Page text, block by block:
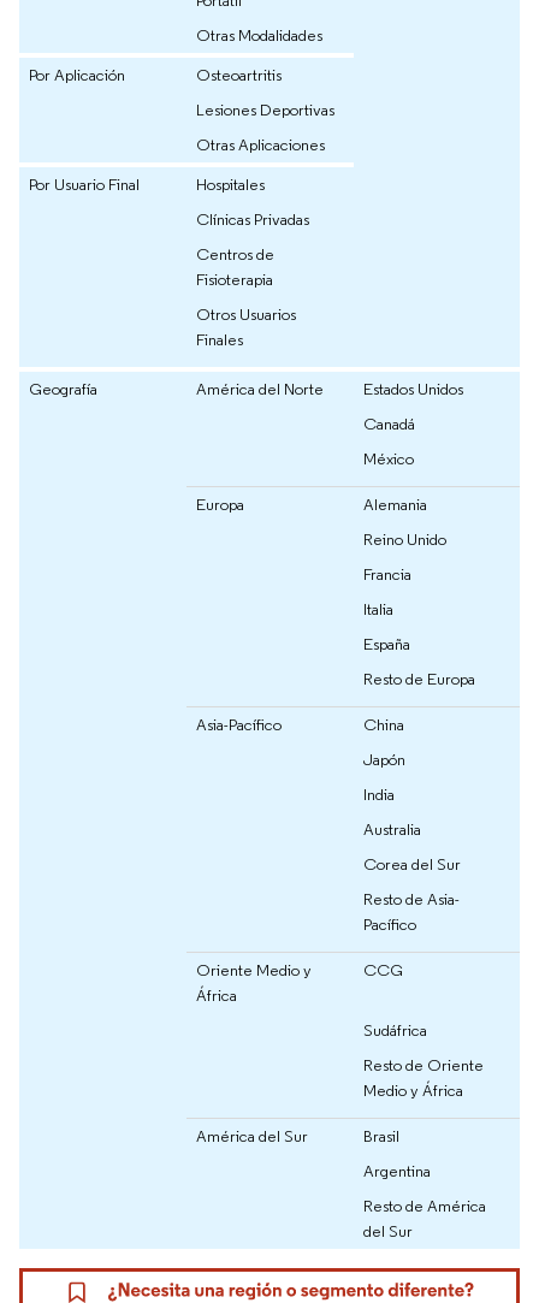
Otras Modalidades
Por Aplicación
Osteoartritis
Lesiones Deportivas
Otras Aplicaciones
Por Usuario Final
Hospitales
Clínicas Privadas
Centros de
Fisioterapia
Otros Usuarios
Finales
Geografía América del Norte
Estados Unidos
Canadá
México
Europa
Alemania
Reino Unido
Francia
Italia
España
Resto de Europa
Asia-Pacífico
China
Japón
India
Australia
Corea del Sur
Resto de Asia-
Pacífico
Oriente Medio y
África
CCG
Sudáfrica
Resto de Oriente
Medio y África
América del Sur
Brasil
Argentina
Resto de América
del Sur